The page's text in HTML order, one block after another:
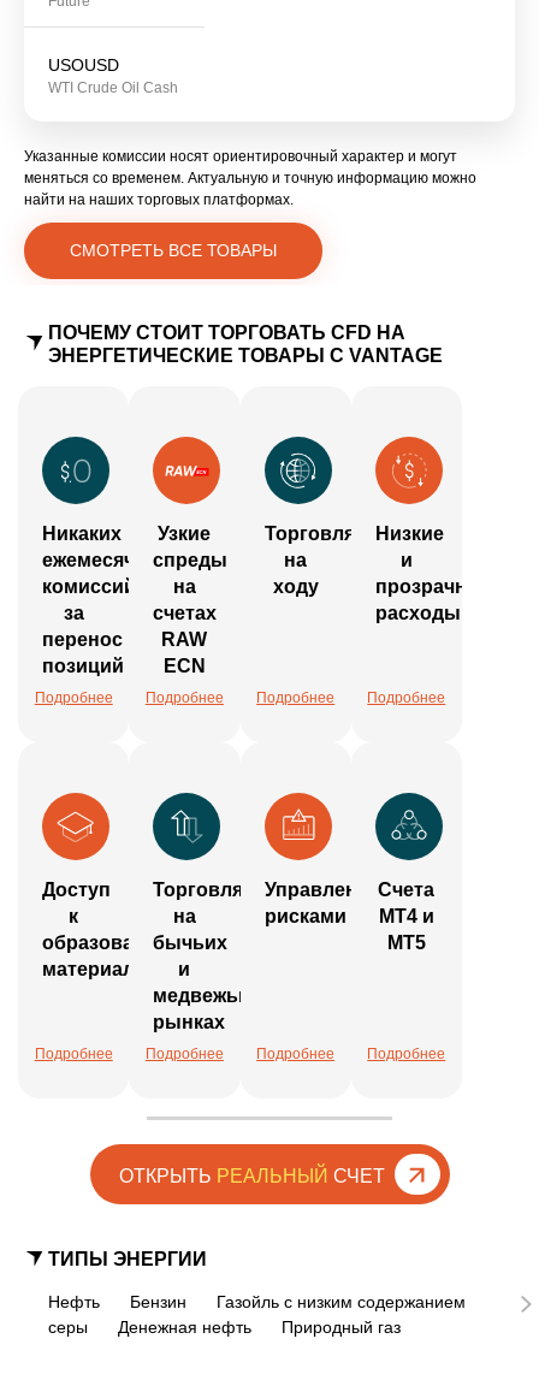
USOUSD
WTI Crude Oil Cash
Указанные комиссии носят ориентировочный характер и могут
меняться со временем. Актуальную и точную информацию можно
найти на наших торговых платформах.
СМОТРЕТЬ ВСЕ ТОВАРЫ
ПОЧЕМУ СТОИТ ТОРГОВАТЬ CFD НА
ЭНЕРГЕТИЧЕСКИЕ ТОВАРЫ С VANTAGE
Никаких
ежемесячных
комиссий
за
перенос
позиций
Подробнее
Узкие
спреды
на
счетах
RAW
ECN
Подробнее
Торговля
на
ходу
Подробнее
Низкие
и
прозрачные
расходы
Подробнее
Доступ
к
образовательным
материалам
Подробнее
Торговля
на
бычьих
и
медвежьих
рынках
Подробнее
Управление
рисками
Подробнее
Счета
MT4 и
MT5
Подробнее
ОТКРЫТЬ РЕАЛЬНЫЙ СЧЕТ
ТИПЫ ЭНЕРГИИ
Нефть Бензин
Газойль с низким содержанием
серы
Денежная нефть Природный газ